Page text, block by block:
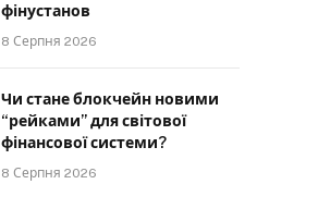
фінустанов
8 Серпня 2026
Чи стане блокчейн новими
“рейками” для світової
фінансової системи?
8 Серпня 2026